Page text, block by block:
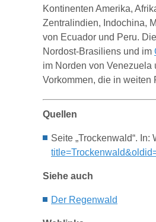
Kontinenten Amerika,
Zentralindien, Indochina,
von Ecuador und Peru.
Nordost-Brasiliens und im
im Norden von
Vorkommen, die in weiten
Quellen
Seite „Trockenwald“.
Siehe auch
Der Regenwald